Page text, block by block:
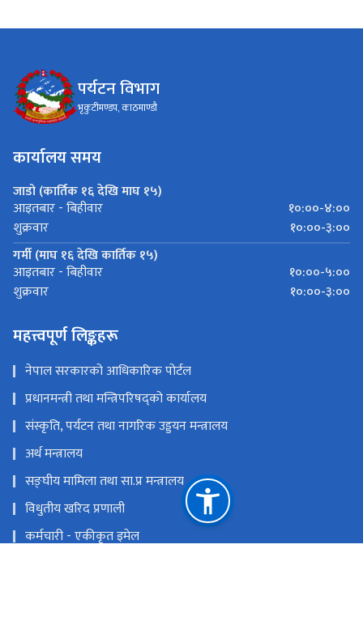
पर्यटन विभाग
भृकुटीमण्डप, काठमाण्डौ
कार्यालय समय
जाडो (कार्तिक १६ देखि माघ १५)
आइतबार - बिहीवार
१०:००-४:००
शुक्रवार
१०:००-३:००
गर्मी (माघ १६ देखि कार्तिक १५)
आइतबार - बिहीवार
१०:००-५:००
शुक्रवार
१०:००-३:००
महत्त्वपूर्ण लिङ्कहरू
नेपाल सरकारको आधिकारिक पोर्टल
प्रधानमन्त्री तथा मन्त्रिपरिषद्को कार्यालय
संस्कृति, पर्यटन तथा नागरिक उड्डयन मन्त्रालय
अर्थ मन्त्रालय
सङ्‍घीय मामिला तथा सा.प्र मन्त्रालय
विधुतीय खरिद प्रणाली
कर्मचारी - एकीकृत इमेल